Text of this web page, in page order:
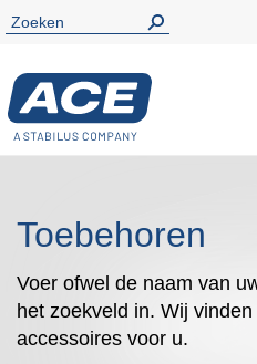
Toebehoren
Voer ofwel de naam van
het zoekveld in. Wij
accessoires voor u.